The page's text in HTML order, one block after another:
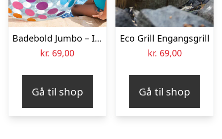
Badebold Jumbo – Intex
kr. 69,00
Gå til shop
Eco Grill Engangsgrill
kr. 69,00
Gå til shop